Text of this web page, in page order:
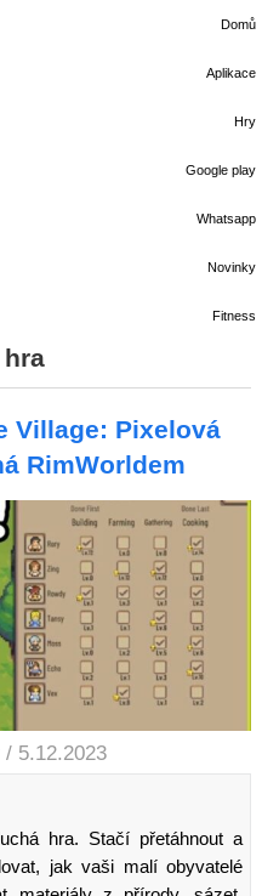
Domů
Aplikace
Hry
Google play
Whatsapp
Novinky
Fitness
Village: Pixelová
RimWorldem
/ 5.12.2023
hra. Stačí přetáhnout a
jak vaši malí obyvatelé